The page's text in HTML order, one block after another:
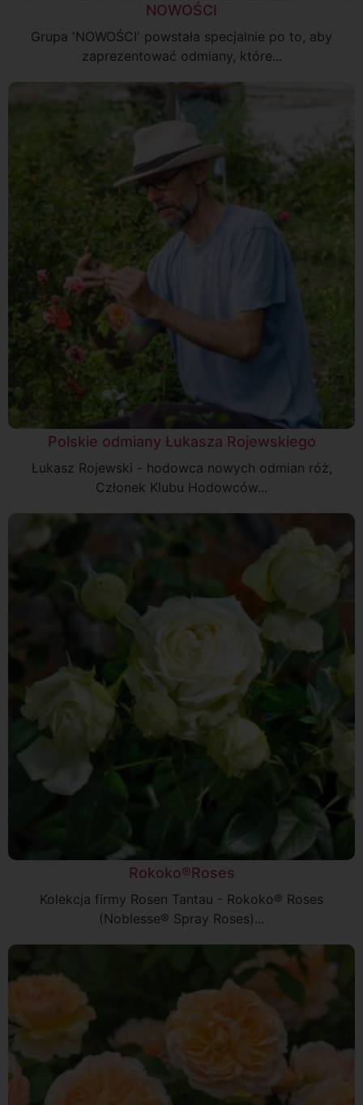
NOWOŚCI
Grupa 'NOWOŚCI' powstała specjalnie po to, aby
zaprezentować odmiany, które...
Polskie odmiany Łukasza Rojewskiego
Łukasz Rojewski - hodowca nowych odmian róż,
Członek Klubu Hodowców...
Rokoko®Roses
Kolekcja firmy Rosen Tantau - Rokoko® Roses
(Noblesse® Spray Roses)...